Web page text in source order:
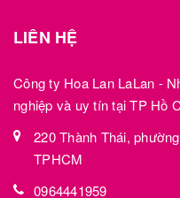
LIÊN HỆ
Công ty Hoa Lan LaLan -
nghiệp và uy tín tại TP Hồ
220 Thành Thái,
TPHCM
0964441959